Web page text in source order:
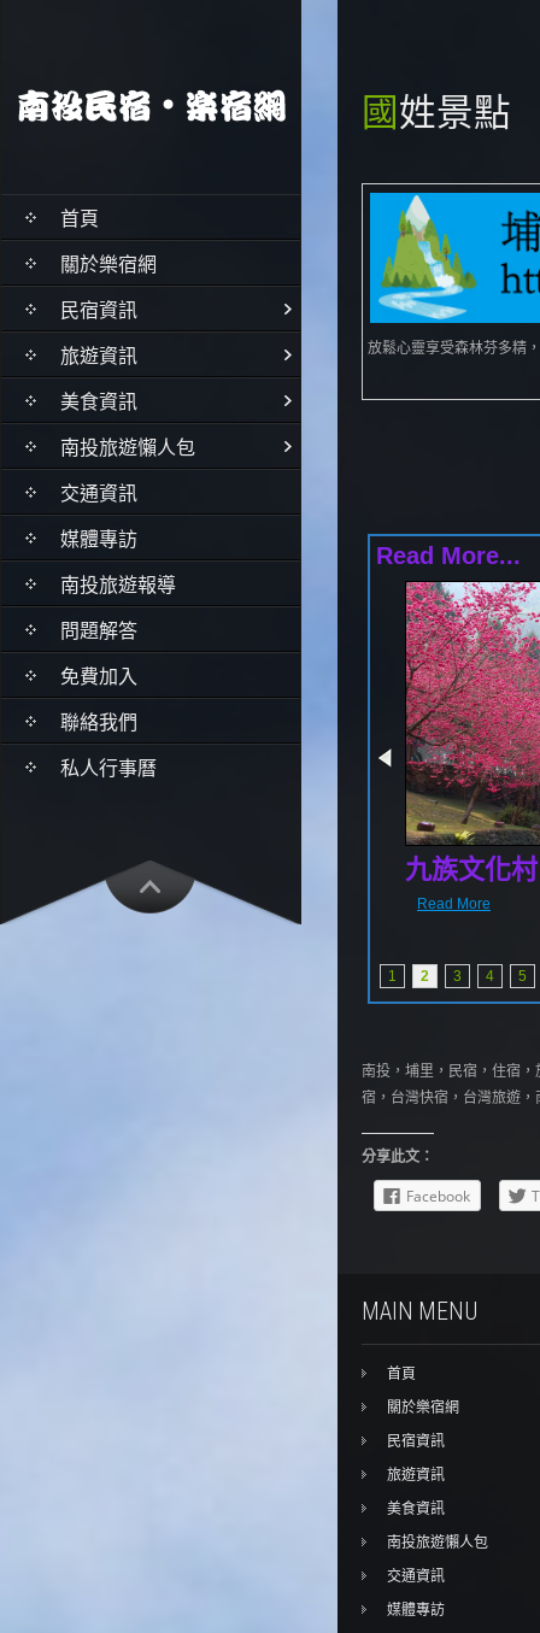
首頁
關於樂宿網
民宿資訊
旅遊資訊
美食資訊
南投旅遊懶人包
交通資訊
媒體專訪
南投旅遊報導
問題解答
免費加入
聯絡我們
私人行事曆
國姓景點
放鬆心靈享受森林芬多精
Read More...
九族文化村
Read More
1 2 3 4 5
南投，埔里，民宿，住宿
宿，台灣快宿，台灣旅遊
分享此文：
Facebook
MAIN MENU
首頁
關於樂宿網
民宿資訊
旅遊資訊
美食資訊
南投旅遊懶人包
交通資訊
媒體專訪